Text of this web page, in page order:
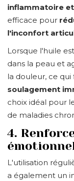
inflammatoire
efficace pour
l'inconfort
Lorsque l'huile
dans la peau et
la douleur, ce qui
soulagement
choix idéal pour
de maladies
4.
L'utilisation
a également un